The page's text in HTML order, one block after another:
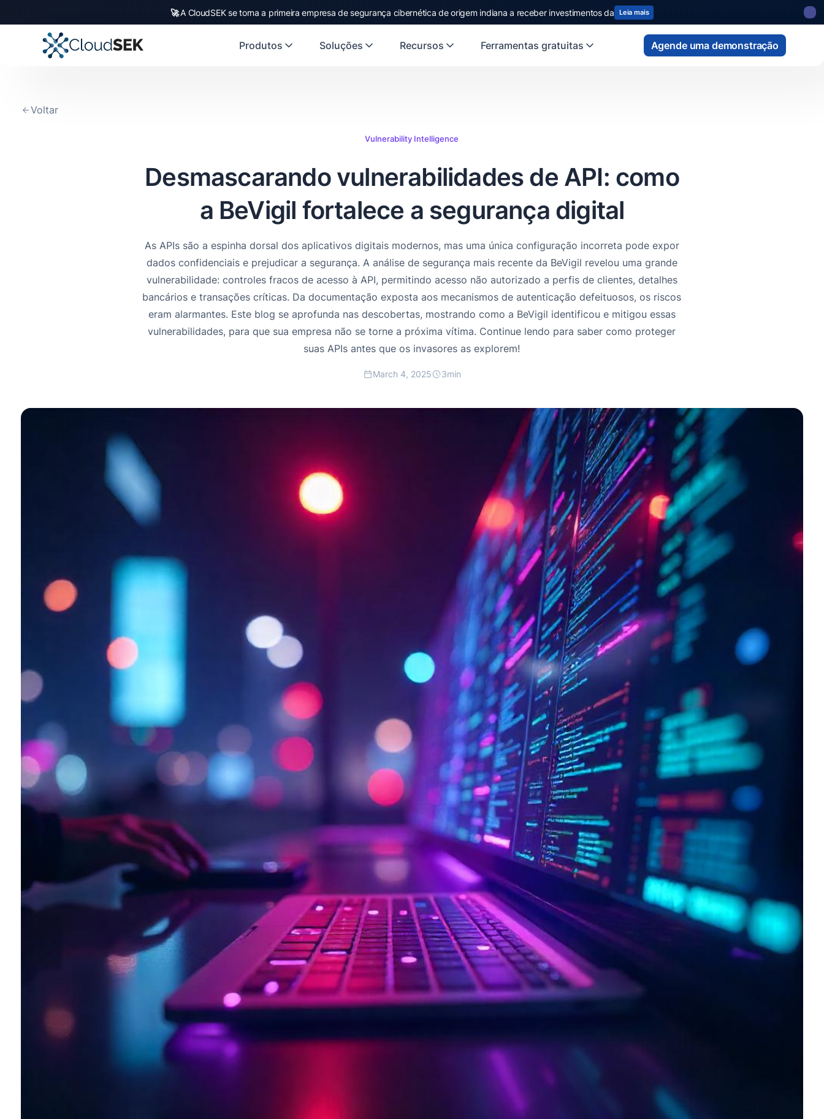
🚀CloudSEK becomes first Indian origin cybersecurity company to receive investment fromUS statefund Read more
Slide 2 of 4.
Produtos
Soluções Recursos Ferramentas gratuitas Agende uma demonstração
Voltar
Vulnerability Intelligence
Desmascarando vulnerabilidades de API: como
a BeVigil fortalece a segurança digital
As APIs são a espinha dorsal dos aplicativos digitais modernos, mas uma única configuração incorreta pode expor
dados confidenciais e prejudicar a segurança. A análise de segurança mais recente da BeVigil revelou uma grande
vulnerabilidade: controles fracos de acesso à API, permitindo acesso não autorizado a perfis de clientes, detalhes
bancários e transações críticas. Da documentação exposta aos mecanismos de autenticação defeituosos, os riscos
eram alarmantes. Este blog se aprofunda nas descobertas, mostrando como a BeVigil identificou e mitigou essas
vulnerabilidades, para que sua empresa não se torne a próxima vítima. Continue lendo para saber como proteger
suas APIs antes que os invasores as explorem!
March 4, 2025 3min